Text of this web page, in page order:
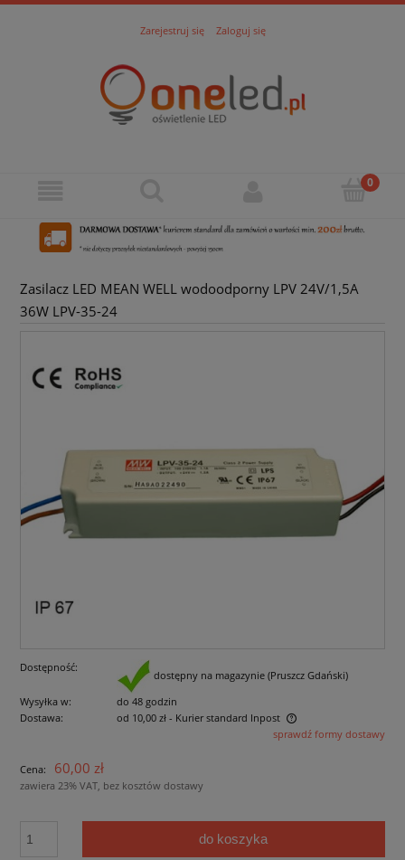
Zarejestruj się Zaloguj się
Zasilacz LED MEAN WELL wodoodporny LPV 24V/1,5A
36W LPV-35-24
Dostępność:
dostępny na magazynie (Pruszcz Gdański)
Wysyłka w:
do 48 godzin
Dostawa:
od 10,00 zł - Kurier standard Inpost
Cena nie zawiera ewentualnych kosztów płatnościsprawdź formy dostawy
Cena: 60,00 zł
zawiera 23% VAT, bez kosztów dostawy
do koszyka